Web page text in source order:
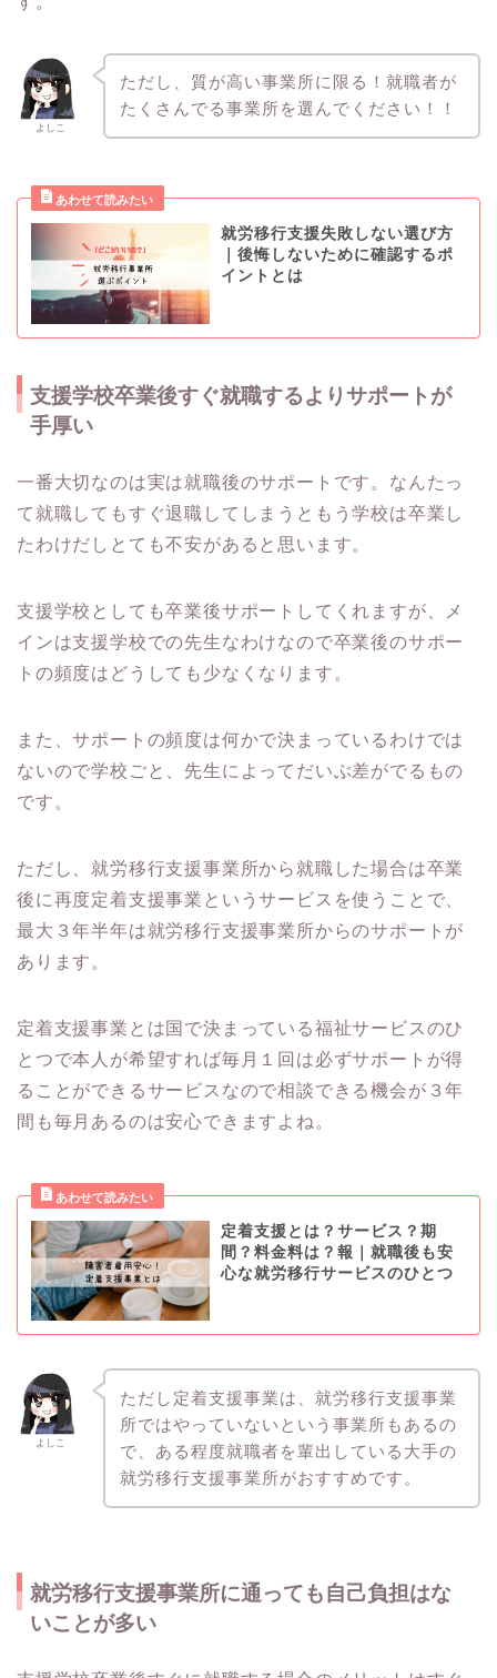
よしこ
ただし、質が高い事業所に限る！就職者が
たくさんでる事業所を選んでください！！
就労移行支援失敗しない選び方
｜後悔しないために確認するポ
イントとは
支援学校卒業後すぐ就職するよりサポートが
手厚い
一番大切なのは実は就職後のサポートです。なんたっ
て就職してもすぐ退職してしまうともう学校は卒業し
たわけだしとても不安があると思います。
支援学校としても卒業後サポートしてくれますが、メ
インは支援学校での先生なわけなので卒業後のサポー
トの頻度はどうしても少なくなります。
また、サポートの頻度は何かで決まっているわけでは
ないので学校ごと、先生によってだいぶ差がでるもの
です。
ただし、就労移行支援事業所から就職した場合は卒業
後に再度定着支援事業というサービスを使うことで、
最大３年半年は就労移行支援事業所からのサポートが
あります。
定着支援事業とは国で決まっている福祉サービスのひ
とつで本人が希望すれば毎月１回は必ずサポートが得
ることができるサービスなので相談できる機会が３年
間も毎月あるのは安心できますよね。
定着支援とは？サービス？期
間？料金料は？報｜就職後も安
心な就労移行サービスのひとつ
よしこ
ただし定着支援事業は、就労移行支援事業
所ではやっていないという事業所もあるの
で、ある程度就職者を輩出している大手の
就労移行支援事業所がおすすめです。
就労移行支援事業所に通っても自己負担はな
いことが多い